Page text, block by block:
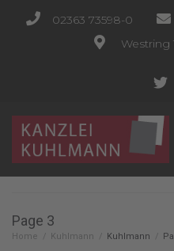
02363 73598-0
Westring
Page 3
Home Kuhlmann Kuhlmann